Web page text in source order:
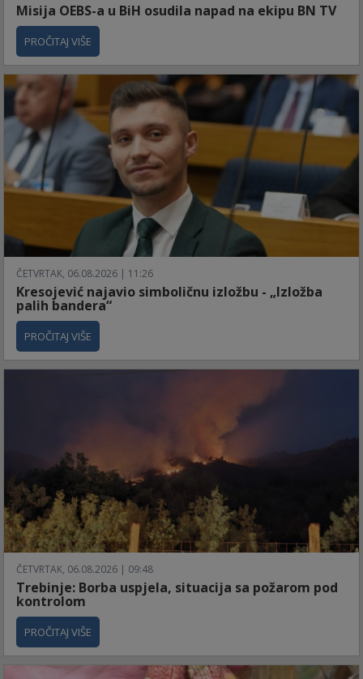
Misija OEBS-a u BiH osudila napad na ekipu BN TV
PROČITAJ VIŠE
ČETVRTAK, 06.08.2026 | 11:26
Kresojević najavio simboličnu izložbu - „Izložba
palih bandera“
PROČITAJ VIŠE
ČETVRTAK, 06.08.2026 | 09:48
Trebinje: Borba uspjela, situacija sa požarom pod
kontrolom
PROČITAJ VIŠE